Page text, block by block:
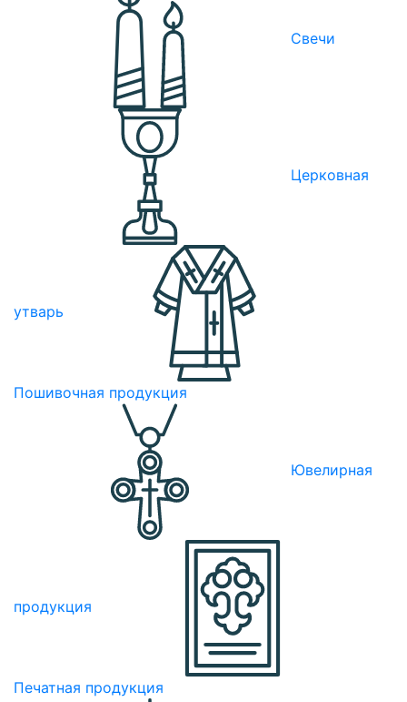
Свечи
Церковная
утварь
Пошивочная продукция
Ювелирная
продукция
Печатная продукция